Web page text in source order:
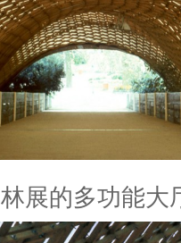
展的多功能大